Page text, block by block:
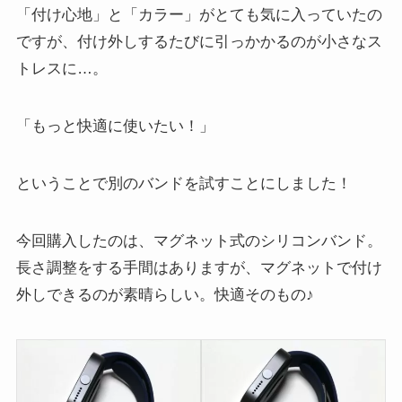
「付け心地」と「カラー」がとても気に入っていたの
ですが、付け外しするたびに引っかかるのが小さなス
トレスに…。
「もっと快適に使いたい！」
ということで別のバンドを試すことにしました！
今回購入したのは、マグネット式のシリコンバンド。
長さ調整をする手間はありますが、マグネットで付け
外しできるのが素晴らしい。快適そのもの♪